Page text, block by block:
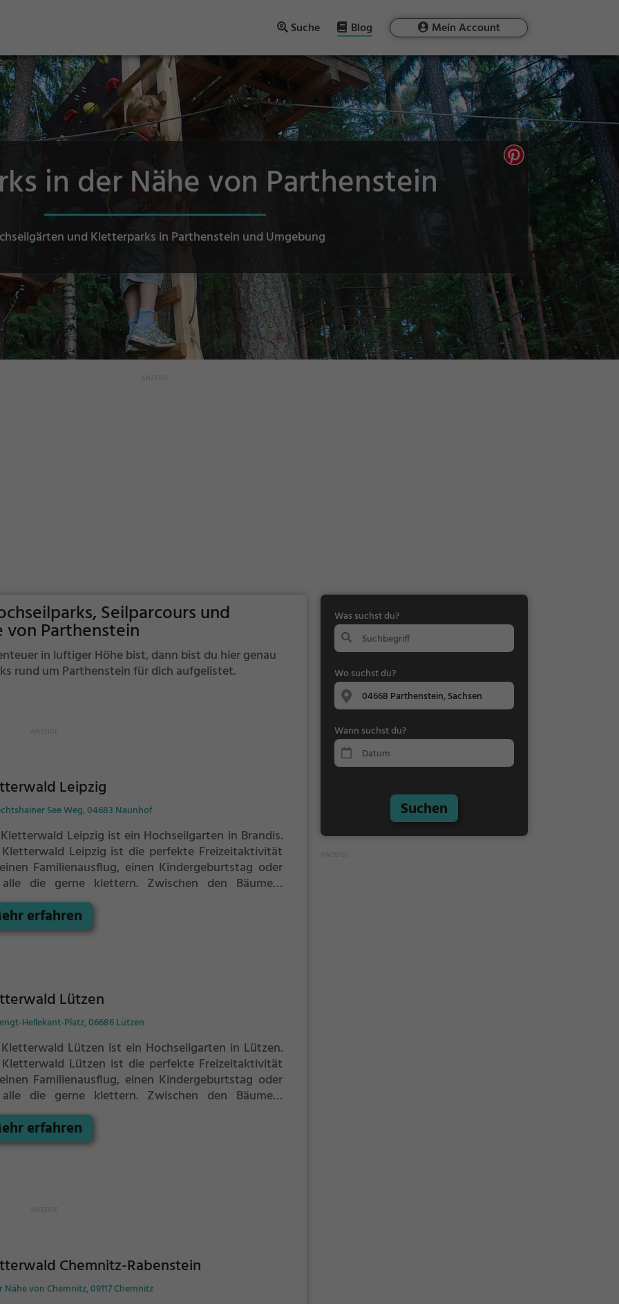
Suche Blog Mein Account
in der Nähe von Parthenstein
und Kletterparks in Parthenstein und Umgebung
Seilparcours und
Parthenstein
in luftiger Höhe bist, dann bist du hier genau
rund um Parthenstein für dich aufgelistet.
Leipzig
See Weg, 04683 Naunhof
Leipzig ist ein Hochseilgarten in Brandis.
Leipzig ist die perfekte Freizeitaktivität
Familienausflug, einen Kindergeburtstag oder
die gerne klettern. Zwischen den Bäumen,
Meter über dem Erdboden erwartet dich eine
voller Abenteuer und Erlebnis. Der Kletterwald
bietet sowohl erfahreneren Kletterern als auch
erfahren
Lützen
Hellekant-Platz, 06686 Lützen
Lützen ist ein Hochseilgarten in Lützen.
Lützen ist die perfekte Freizeitaktivität
Familienausflug, einen Kindergeburtstag oder
die gerne klettern. Zwischen den Bäumen,
Meter über dem Erdboden erwartet dich eine
voller Abenteuer und Erlebnis. Der Kletterwald
bietet sowohl erfahreneren Kletterern als auch
erfahren
Chemnitz-Rabenstein
Nähe von Chemnitz, 09117 Chemnitz
Was suchst du?
Wo suchst du?
Wann suchst du?
Suchen